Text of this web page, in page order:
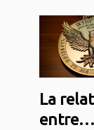
La
entre